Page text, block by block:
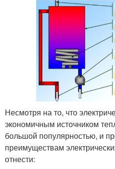
Несмотря на то, что
экономичным источником
большой популярностью, и
преимуществам
отнести: